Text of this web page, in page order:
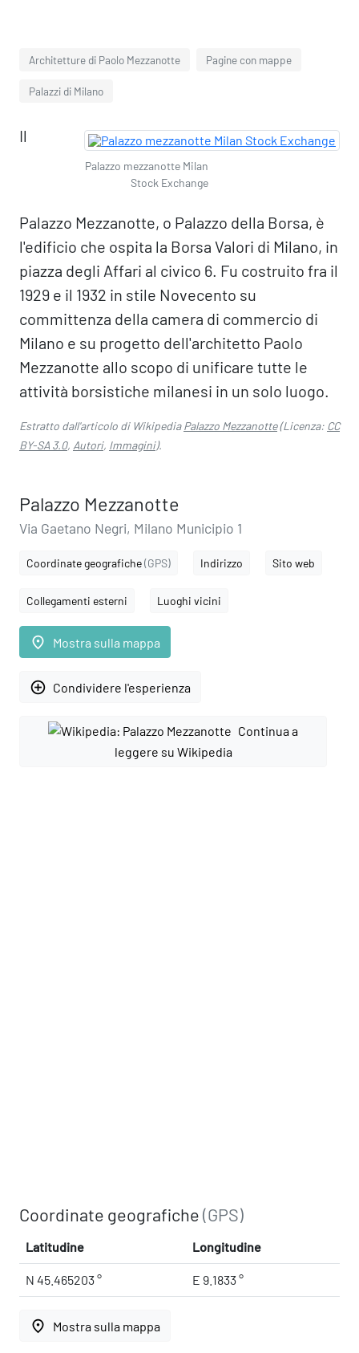
Architetture di Paolo Mezzanotte Pagine con mappe
Palazzi di Milano
Palazzo mezzanotte Milan
Stock Exchange
Il
Palazzo Mezzanotte, o Palazzo della Borsa, è
l'edificio che ospita la Borsa Valori di Milano, in
piazza degli Affari al civico 6. Fu costruito fra il
1929 e il 1932 in stile Novecento su
committenza della camera di commercio di
Milano e su progetto dell'architetto Paolo
Mezzanotte allo scopo di unificare tutte le
attività borsistiche milanesi in un solo luogo.
Estratto dall'articolo di WikipediaPalazzo Mezzanotte(Licenza: CC
BY-SA 3.0, Autori, Immagini).
Palazzo Mezzanotte
Via Gaetano Negri, Milano Municipio 1
Coordinate geografiche(GPS) Indirizzo Sito web
Collegamenti esterni Luoghi vicini
place Mostra sulla mappa
add_circle_outline Condividere l'esperienza
Continua a
leggere su Wikipedia
Coordinate geografiche(GPS)
Latitudine Longitudine
N 45.465203 ° E 9.1833 °
place Mostra sulla mappa